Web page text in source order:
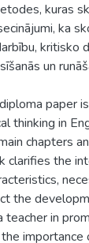
kuras
ka
kritisko
un
paper
thinking in
chapters
clarifies the
the
teacher in